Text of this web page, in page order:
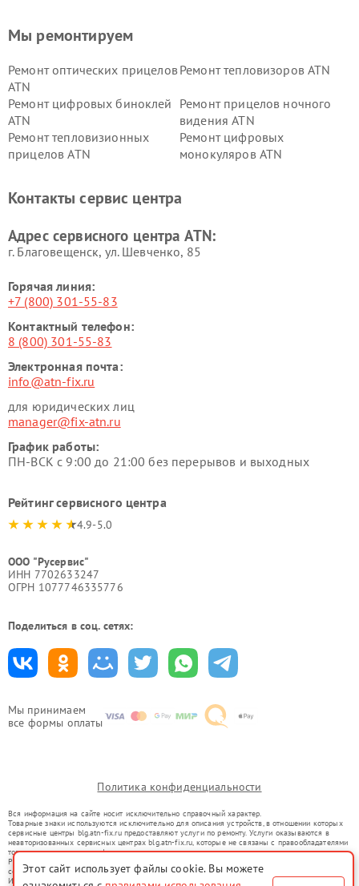
Мы принимаем
все формы оплаты
Мы ремонтируем
Ремонт оптических прицелов
ATN
Ремонт тепловизоров ATN
Ремонт цифровых биноклей
ATN
Ремонт прицелов ночного
видения ATN
Ремонт тепловизионных
прицелов ATN
Ремонт цифровых
монокуляров ATN
Контакты сервис центра
Адрес сервисного центра ATN:
г. Благовещенск, ул. Шевченко, 85
Горячая линия:
+7 (800) 301-55-83
Контактный телефон:
8 (800) 301-55-83
Электронная почта:
info@atn-fix.ru
для юридических лиц
manager@fix-atn.ru
График работы:
ПН-ВСК с 9:00 до 21:00 без перерывов и выходных
Рейтинг сервисного центра
4.9-5.0
ООО "Русервис"
ИНН 7702633247
ОГРН 1077746335776
Поделиться в соц. сетях:
Политика конфиденциальности
Вся информация на сайте носит исключительно справочный характер.
Товарные знаки используются исключительно для описания устройств, в отношении которых
сервисные центры blg.atn-fix.ru предоставляют услуги по ремонту. Услуги оказываются в
неавторизованных сервисных центрах blg.atn-fix.ru, которые не связаны с правообладателями
товарных знаков или их официальными представителями.
Ремонт осуществляется для устройств, уже введенных в гражданский оборот в соответствии
со статьей 1487 ГК РФ.
Использование товарных знаков не преследует цели индивидуализации услуг или введения
Этот сайт использует файлы cookie. Вы можете